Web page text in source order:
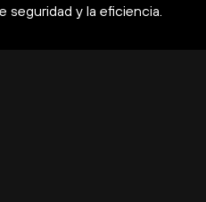
seguridad y la eficiencia.